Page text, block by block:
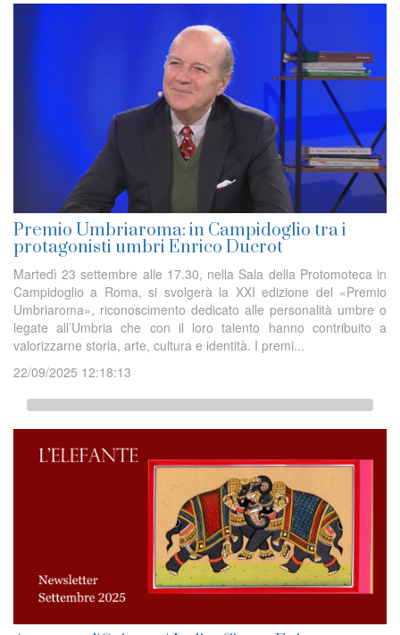
Premio Umbriaroma: in Campidoglio tra i
protagonisti umbri Enrico Ducrot
Martedì 23 settembre alle 17.30, nella Sala della Protomoteca in
Campidoglio a Roma, si svolgerà la XXI edizione del «Premio
Umbriaroma», riconoscimento dedicato alle personalità umbre o
legate all’Umbria che con il loro talento hanno contribuito a
valorizzarne storia, arte, cultura e identità. I premi...
22/09/2025 12:18:13